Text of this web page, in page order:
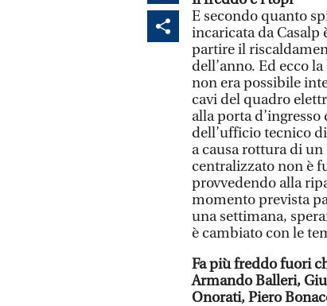
E secondo quanto
incaricata da Casalp
partire il
dell’anno. Ed ecco
non era possibile
cavi del quadro
alla porta
dell’ufficio tecnico
a causa rottura di
centralizzato non è
provvedendo alla
momento prevista
una settimana,
è cambiato con le
Fa più freddo fuori
Armando Balleri,
Onorati, Piero